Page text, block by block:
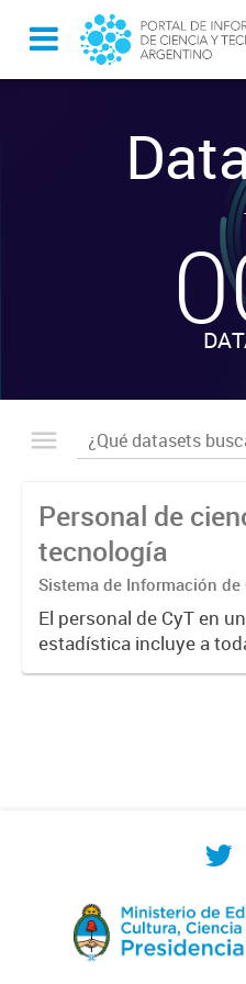
Personal de
tecnología
Sistema de Información de
Tecnología Argentino
El personal de CyT en
estadística incluye a
personas involucradas